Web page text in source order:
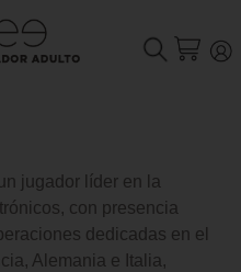
jugador líder en la
con presencia
dedicadas en el
Alemania e Italia,